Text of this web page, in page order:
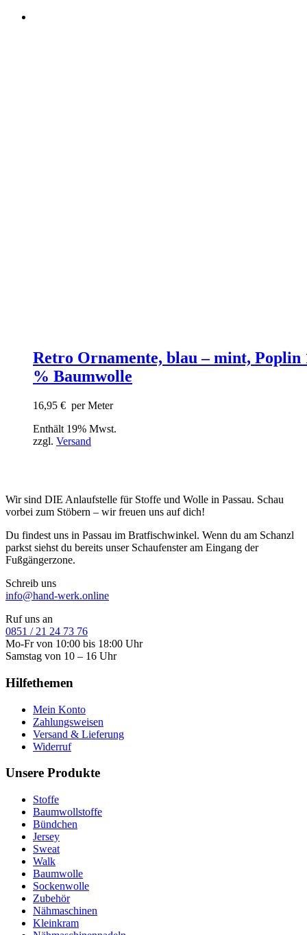
Retro Ornamente, blau – mint, Poplin
% Baumwolle
16,95 € per Meter
Enthält 19% Mwst.
zzgl. Versand
Wir sind DIE Anlaufstelle für Stoffe und Wolle in Passau. Schau
vorbei zum Stöbern – wir freuen uns auf dich!
Du findest uns in Passau im Bratfischwinkel. Wenn du am Schanzl
parkst siehst du bereits unser Schaufenster am Eingang der
Fußgängerzone.
Schreib uns
info@hand-werk.online
Ruf uns an
0851 / 21 24 73 76
Mo-Fr von 10:00 bis 18:00 Uhr
Samstag von 10 – 16 Uhr
Hilfethemen
Mein Konto
Zahlungsweisen
Versand & Lieferung
Widerruf
Unsere Produkte
Stoffe
Baumwollstoffe
Bündchen
Jersey
Sweat
Walk
Baumwolle
Sockenwolle
Zubehör
Nähmaschinen
Kleinkram